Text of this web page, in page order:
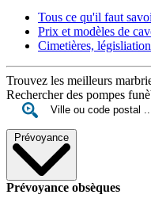
Tous ce qu'il faut
Prix et modèles de
Cimetières,
Trouvez les meilleurs
Rechercher des pompes
Prévoyance
Prévoyance obsèques